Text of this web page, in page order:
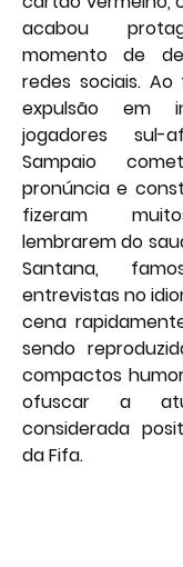
acabou
momento de
redes sociais.
expulsão em
jogadores sul-
Sampaio
pronúncia e
fizeram
lembrarem do
Santana,
entrevistas no
cena
sendo
compactos
ofuscar a
considerada
da Fifa.